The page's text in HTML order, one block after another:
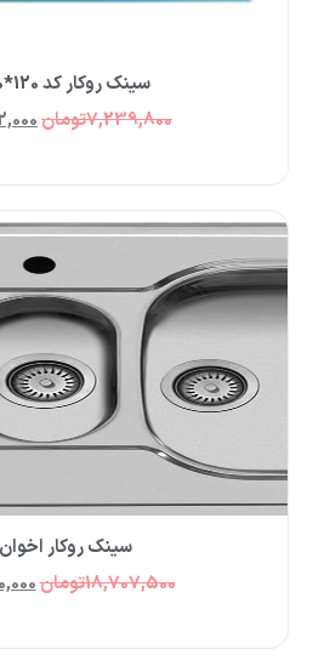
سینک روکار کد 120*60 (کپی)
7,239,800تومان
سینک روکار اخوان
18,707,500تومان